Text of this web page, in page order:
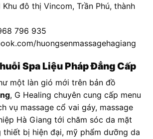
đô thị Vincom, Trần Phú, thành
796 935
huongsenmassagehagiang
Spa Liệu Pháp Đẳng Cấp
một làn gió mới trên bản đồ
, G Healing chuyên cung cấp menu
vụ massage cổ vai gáy, massage
Hà Giang tới chăm sóc da mặt
thiết bị hiện đại, mỹ phẩm dưỡng da